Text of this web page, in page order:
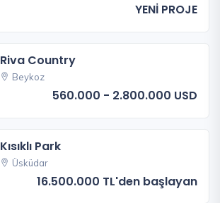
YENİ PROJE
Riva Country
Beykoz
560.000 - 2.800.000 USD
Kısıklı Park
Üsküdar
16.500.000 TL'den başlayan